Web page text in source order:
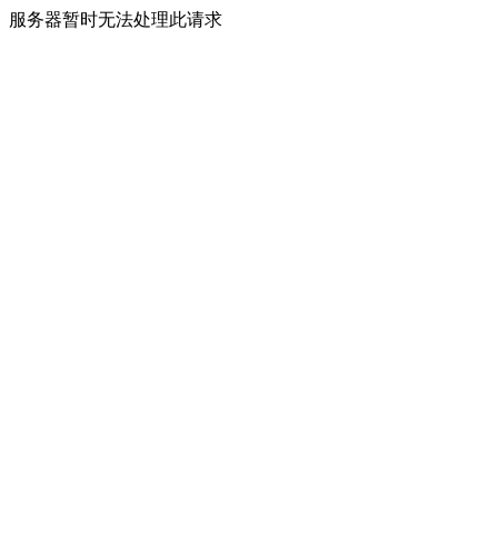
服务器暂时无法处理此请求